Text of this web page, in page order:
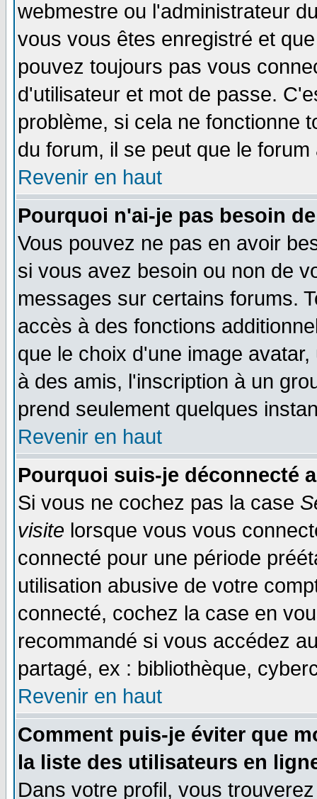
webmestre ou l'administrateur
vous vous êtes enregistré et
pouvez toujours pas vous
d'utilisateur et mot de passe.
problème, si cela ne fonctionne
du forum, il se peut que le
Revenir en haut
Pourquoi n'ai-je pas besoin
Vous pouvez ne pas en avoir
si vous avez besoin ou non de
messages sur certains forums.
accès à des fonctions
que le choix d'une image
à des amis, l'inscription à un
prend seulement quelques
Revenir en haut
Pourquoi suis-je déconnecté
Si vous ne cochez pas la case
visite lorsque vous vous
connecté pour une période
utilisation abusive de votre
connecté, cochez la case en
recommandé si vous accédez
partagé, ex : bibliothèque,
Revenir en haut
Comment puis-je éviter que
la liste des utilisateurs en
Dans votre profil, vous